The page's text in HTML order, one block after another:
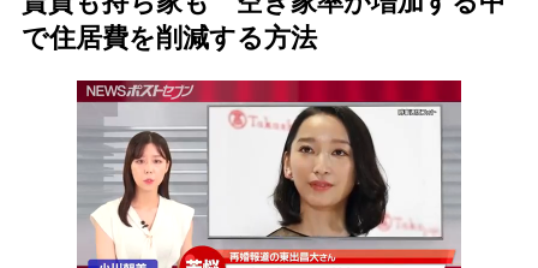
で住居費を削減する方法